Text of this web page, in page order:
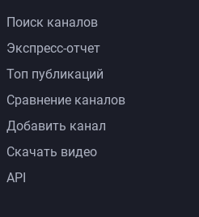
Поиск каналов
Экспресс-отчет
Топ публикаций
Сравнение каналов
Добавить канал
Скачать видео
API